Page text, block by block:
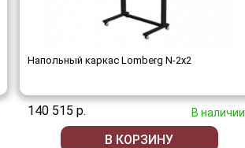
Напольный каркас Lomberg N-2х2
140 515 р. В наличии
В КОРЗИНУ